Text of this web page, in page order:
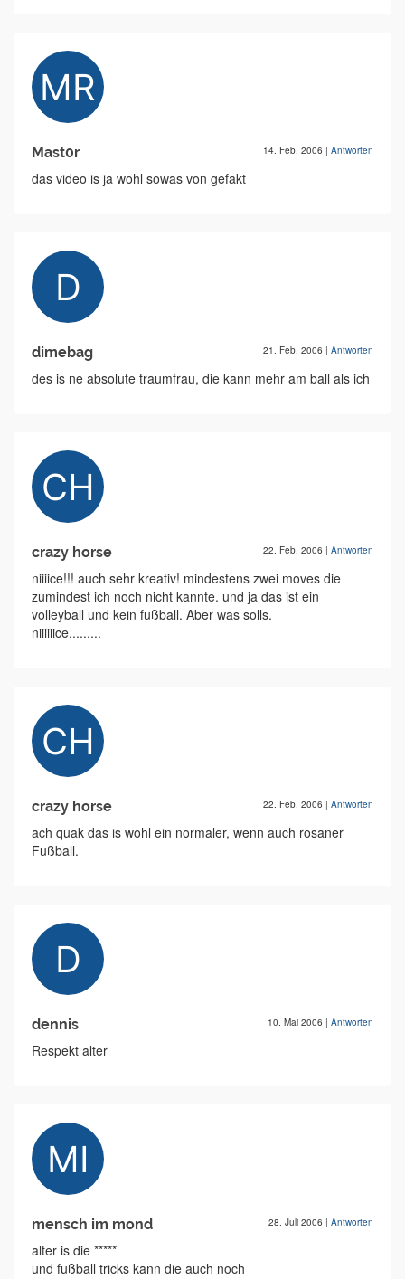
Mast0r 14. Feb. 2006 | Antworten
das video is ja wohl sowas von gefakt
dimebag 21. Feb. 2006 | Antworten
des is ne absolute traumfrau, die kann mehr am ball als ich
crazy horse 22. Feb. 2006 | Antworten
niiiice!!! auch sehr kreativ! mindestens zwei moves die
zumindest ich noch nicht kannte. und ja das ist ein
volleyball und kein fußball. Aber was solls.
niiiiiice.........
crazy horse 22. Feb. 2006 | Antworten
ach quak das is wohl ein normaler, wenn auch rosaner
Fußball.
dennis 10. Mai 2006 | Antworten
Respekt alter
mensch im mond 28. Juli 2006 | Antworten
alter is die *****
und fußball tricks kann die auch noch